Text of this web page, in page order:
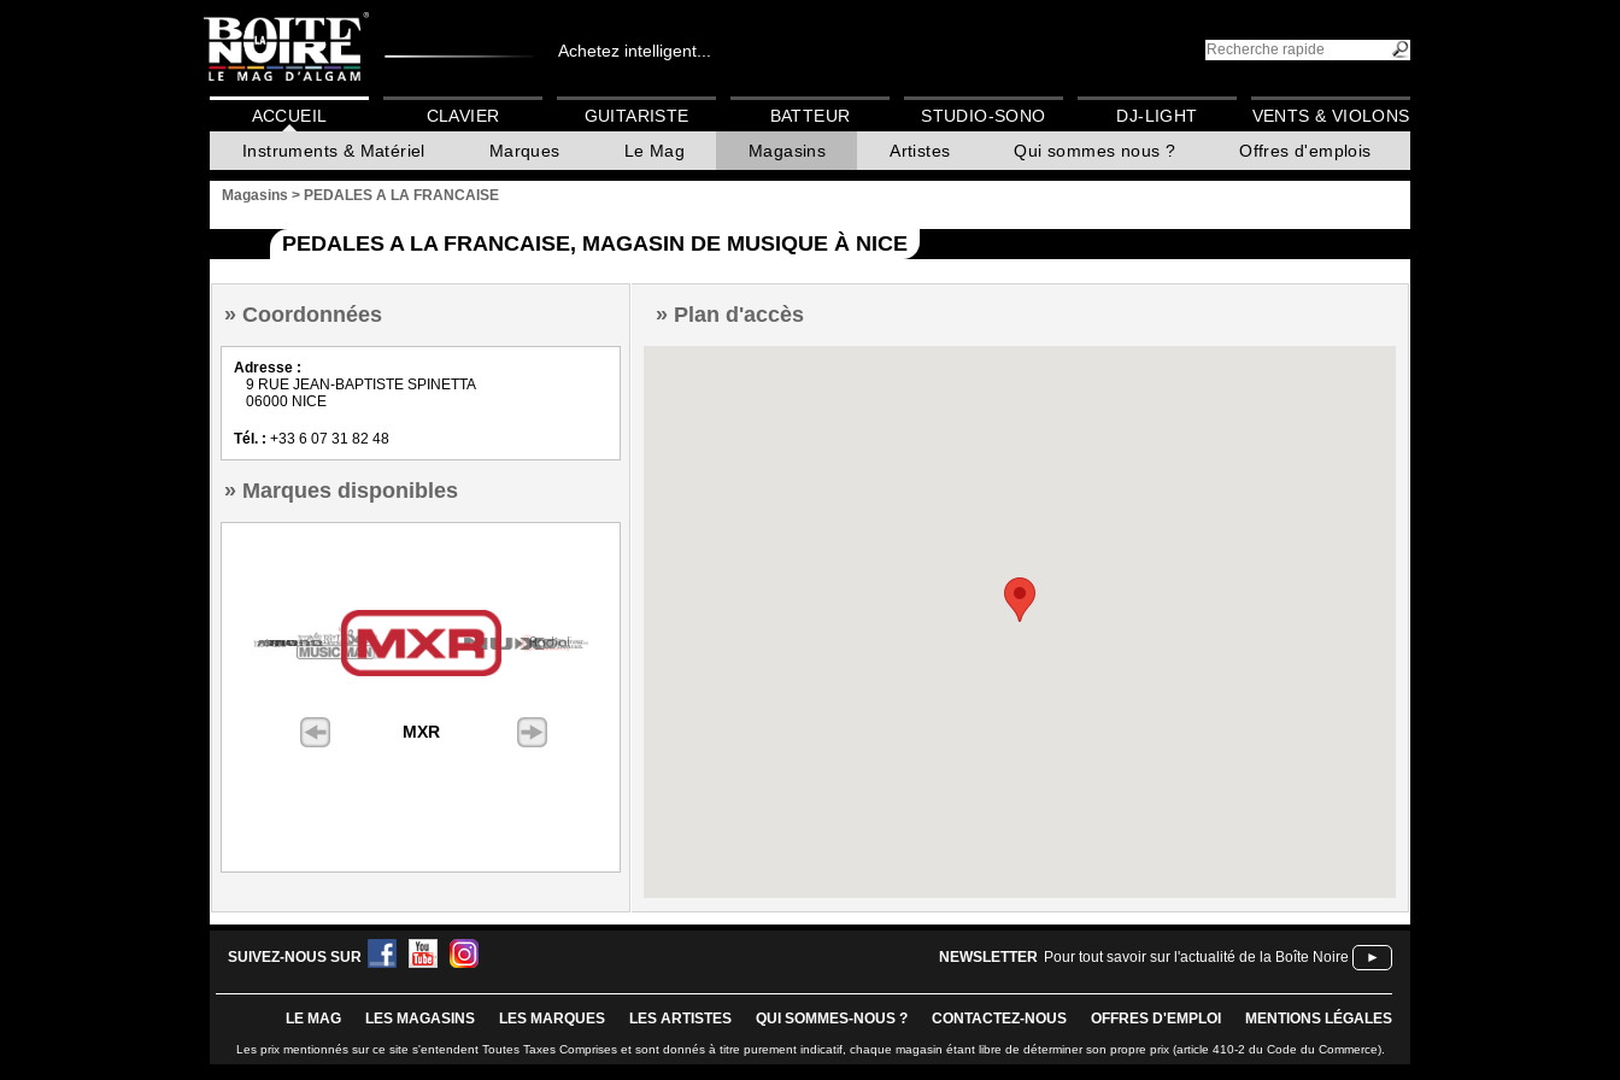
Achetez intelligent...
ACCUEIL
Instruments & Matériel
Marques Le Mag Magasins Artistes Qui sommes nous ? Offres d'emplois
CLAVIER GUITARISTE BATTEUR STUDIO-SONO DJ-LIGHT VENTS & VIOLONS
Magasins > PEDALES A LA FRANCAISE
PEDALES A LA FRANCAISE, MAGASIN DE MUSIQUE À NICE
Coordonnées
Adresse :
9 RUE JEAN-BAPTISTE SPINETTA
06000 NICE
Tél. : +33 6 07 31 82 48
Marques disponibles
MXR
Plan d'accès
SUIVEZ-NOUS SUR NEWSLETTER Pour tout savoir sur l'actualité de la Boîte Noire ►
LE MAG LES MAGASINS LES MARQUES LES ARTISTES QUI SOMMES-NOUS ? CONTACTEZ-NOUS OFFRES D'EMPLOI MENTIONS LÉGALES
Les prix mentionnés sur ce site s'entendent Toutes Taxes Comprises et sont donnés à titre purement indicatif, chaque magasin étant libre de déterminer son propre prix (article 410-2 du Code du Commerce).